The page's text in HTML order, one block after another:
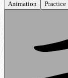
Animation Practice